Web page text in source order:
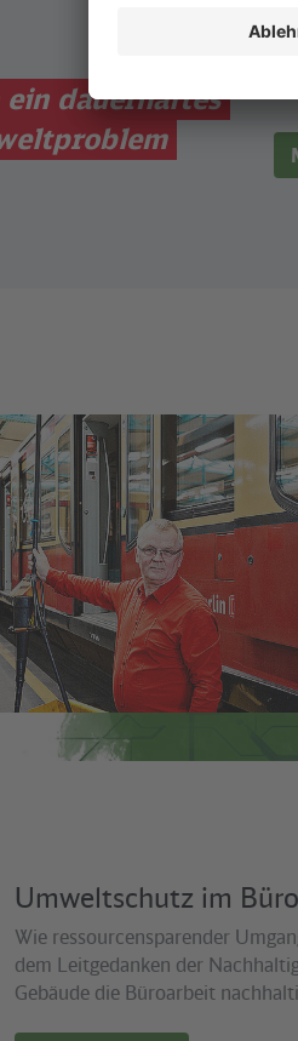
dauerhaftes
Umweltschutz im Büro
Wie ressourcensparender
dem Leitgedanken der
Gebäude die Büroarbeit